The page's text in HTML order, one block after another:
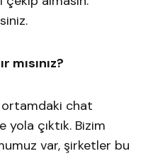
mısınız?
chat
yola çıktık. Bizim
var, şirketler bu